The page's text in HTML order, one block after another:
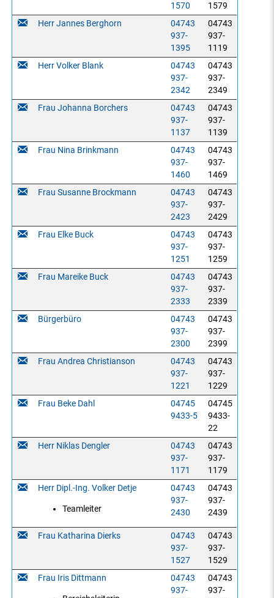
1570
1579
Herr Jannes Berghorn
04743
937-
1395
04743
937-
1119
Herr Volker Blank
04743
937-
2342
04743
937-
2349
Frau Johanna Borchers
04743
937-
1137
04743
937-
1139
Frau Nina Brinkmann
04743
937-
1460
04743
937-
1469
Frau Susanne Brockmann
04743
937-
2423
04743
937-
2429
Frau Elke Buck
04743
937-
1251
04743
937-
1259
Frau Mareike Buck
04743
937-
2333
04743
937-
2339
Bürgerbüro
04743
937-
2300
04743
937-
2399
Frau Andrea Christianson
04743
937-
1221
04743
937-
1229
Frau Beke Dahl
04745
9433-5
04745
9433-
22
Herr Niklas Dengler
04743
937-
1171
04743
937-
1179
Herr Dipl.-Ing. Volker Detje
Teamleiter
04743
937-
2430
04743
937-
2439
Frau Katharina Dierks
04743
937-
1527
04743
937-
1529
Frau Iris Dittmann
04743
937-
04743
937-